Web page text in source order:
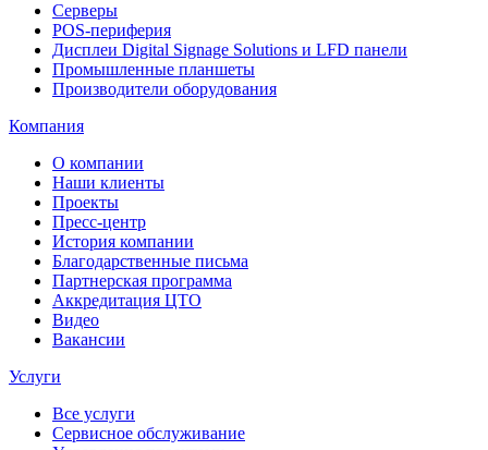
Серверы
POS-периферия
Дисплеи Digital Signage Solutions и LFD панели
Промышленные планшеты
Производители оборудования
Компания
О компании
Наши клиенты
Проекты
Пресс-центр
История компании
Благодарственные письма
Партнерская программа
Аккредитация ЦТО
Видео
Вакансии
Услуги
Все услуги
Сервисное обслуживание